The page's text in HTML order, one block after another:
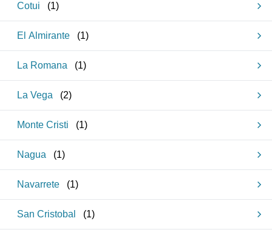
Cotui (1)
El Almirante (1)
La Romana (1)
La Vega (2)
Monte Cristi (1)
Nagua (1)
Navarrete (1)
San Cristobal (1)